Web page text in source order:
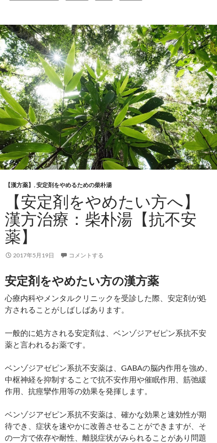
【漢方薬】 ,安定剤をやめるための柴朴湯
【安定剤をやめたい方へ】
漢方治療：柴朴湯【抗不安
薬】
2017年5月19日 コメントする
安定剤をやめたい方の漢方薬
心療内科やメンタルクリニックを受診した際、安定剤が処
方されることがしばしばあります。
一般的に処方される安定剤は、ベンゾジアゼピン系抗不安
薬と言われるお薬です。
ベンゾジアゼピン系抗不安薬は、GABAの脳内作用を強め、
中枢神経を抑制することで抗不安作用や催眠作用、筋弛緩
作用、抗痙攣作用等の効果を発揮します。
ベンゾジアゼピン系抗不安薬は、確かな効果と速効性が期
待でき、症状を速やかに改善させることができますが、そ
の一方で依存や耐性、離脱症状がみられることがあり問題